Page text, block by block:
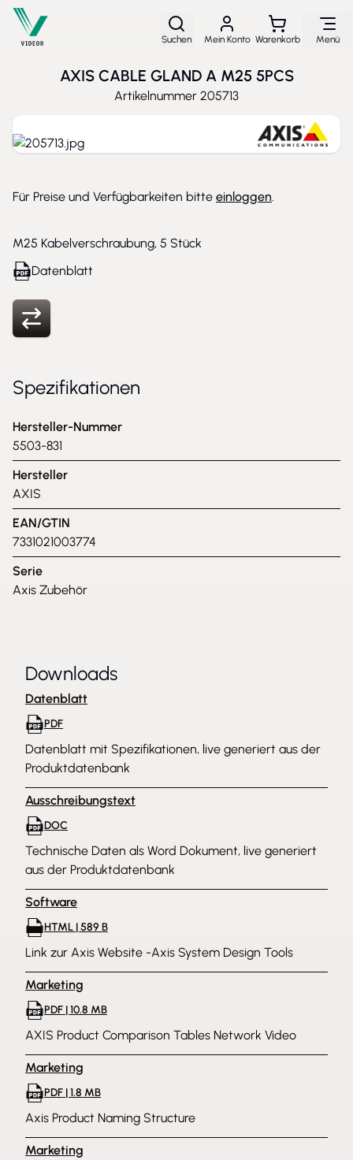
Direkt zum Inhalt
Suchen Mein Konto Warenkorb Menü
AXIS CABLE GLAND A M25 5PCS
Artikelnummer 205713
M25 Kabelverschraubung, 5 Stück
Für Preise und Verfügbarkeiten bitte einloggen.
Datenblatt
Spezifikationen
Hersteller-Nummer
5503-831
Hersteller
AXIS
EAN/GTIN
7331021003774
Serie
Axis Zubehör
Downloads
Datenblatt
PDF
Datenblatt mit Spezifikationen, live generiert aus der
Produktdatenbank
Ausschreibungstext
DOC
Technische Daten als Word Dokument, live generiert
aus der Produktdatenbank
Software
HTML | 589 B
Link zur Axis Website -Axis System Design Tools
Marketing
PDF | 10.8 MB
AXIS Product Comparison Tables Network Video
Marketing
PDF | 1.8 MB
Axis Product Naming Structure
Marketing